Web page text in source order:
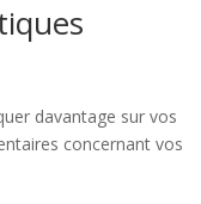
davantage sur vos
concernant vos